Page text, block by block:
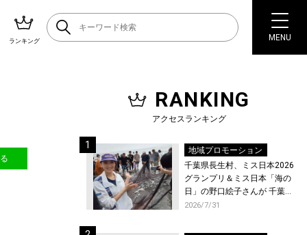
ランキング MENU
RANKING
アクセスランキング
地域プロモーション
千葉県長生村、ミス日本2026
グランプリ＆ミス日本「海の
日」の野口絵子さんが 千葉県
唯一の村・長生村で地引網を
2026/7/31